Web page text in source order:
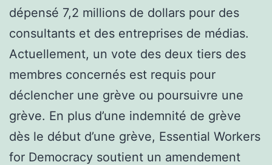
dépensé 7,2 millions de dollars pour des
consultants et des entreprises de médias.
Actuellement, un vote des deux tiers des
membres concernés est requis pour
déclencher une grève ou poursuivre une
grève. En plus d’une indemnité de grève
dès le début d’une grève, Essential Workers
for Democracy soutient un amendement